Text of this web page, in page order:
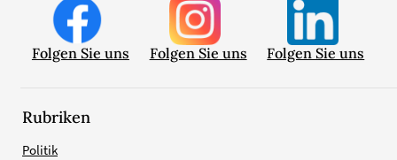
Folgen Sie uns Folgen Sie uns Folgen Sie uns
Rubriken
Politik